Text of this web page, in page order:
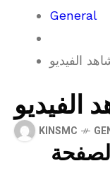
General
الفيديو
الفيديو
KINSMC